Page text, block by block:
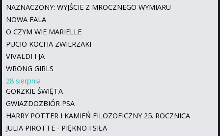
NAZNACZONY: WYJŚCIE Z MROCZNEGO WYMIARU
NOWA FALA
O CZYM WIE MARIELLE
PUCIO KOCHA ZWIERZAKI
VIVALDI I JA
WRONG GIRLS
28 sierpnia
GORZKIE ŚWIĘTA
GWIAZDOZBIÓR PSA
HARRY POTTER I KAMIEŃ FILOZOFICZNY 25. ROCZNICA
JULIA PIROTTE - PIĘKNO I SIŁA